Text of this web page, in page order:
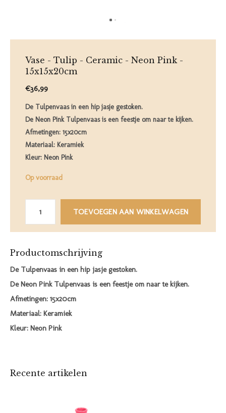
Vase - Tulip - Ceramic - Neon Pink -
15x15x20cm
€36,99
De Tulpenvaas in een hip jasje gestoken.
De Neon Pink Tulpenvaas is een feestje om naar te kijken.
Afmetingen: 15x20cm
Materiaal: Keramiek
Kleur: Neon Pink
Op voorraad
TOEVOEGEN AAN WINKELWAGEN
Productomschrijving
De Tulpenvaas in een hip jasje gestoken.
De Neon Pink Tulpenvaas is een feestje om naar te kijken.
Afmetingen: 15x20cm
Materiaal: Keramiek
Kleur: Neon Pink
Recente artikelen